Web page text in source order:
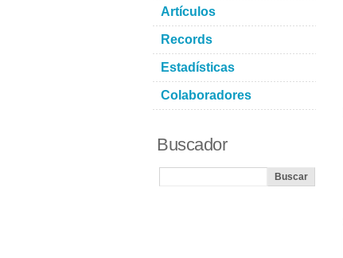
Artículos
Records
Estadísticas
Colaboradores
Buscador